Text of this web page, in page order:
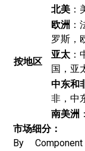
按地区
北美
欧洲
罗斯，
亚太
国，亚
中东和
非，中
南美洲
市场细分：
By